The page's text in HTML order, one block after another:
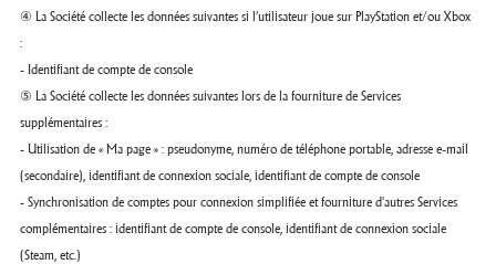
④ La Société collecte les données suivantes si l’utilisateur joue sur PlayStation et/ou Xbox
:
- Identifiant de compte de console
⑤ La Société collecte les données suivantes lors de la fourniture de Services
supplémentaires :
- Utilisation de « Ma page » : pseudonyme, numéro de téléphone portable, adresse e-mail
(secondaire), identifiant de connexion sociale, identifiant de compte de console
- Synchronisation de comptes pour connexion simplifiée et fourniture d'autres Services
complémentaires : identifiant de compte de console, identifiant de connexion sociale
(Steam, etc.)